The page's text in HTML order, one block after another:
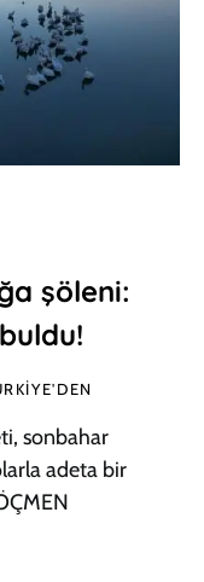
şöleni:
sonbahar
adeta bir